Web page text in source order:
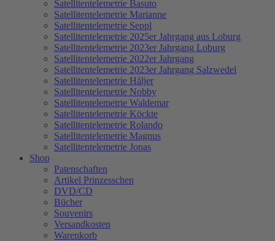
Satellitentelemetrie Basuto
Satellitentelemetrie Marianne
Satellitentelemetrie Seppl
Satellitentelemetrie 2025er Jahrgang aus Loburg
Satellitentelemetrie 2023er Jahrgang Loburg
Satellitentelemetrie 2022er Jahrgang
Satellitentelemetrie 2023er Jahrgang Salzwedel
Satellitentelemetrie Håljer
Satellitentelemetrie Nobby
Satellitentelemetrie Waldemar
Satellitentelemetrie Köckte
Satellitentelemetrie Rolando
Satellitentelemetrie Magnus
Satellitentelemetrie Jonas
Shop
Patenschaften
Artikel Prinzesschen
DVD/CD
Bücher
Souvenirs
Versandkosten
Warenkorb